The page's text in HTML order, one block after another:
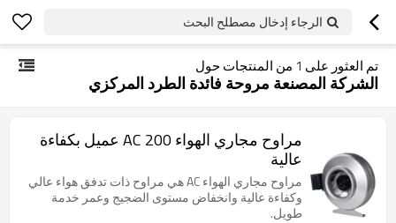
الرجاء إدخال مصطلح البحث
تم العثور على 1 من المنتجات حول
الشركة المصنعة مروحة فائدة الطرد المركزي
مراوح مجاري الهواء AC 200 عميل بكفاءة
عالية
مراوح مجاري الهواء AC هي مراوح ذات تدفق هواء عالي
وكفاءة عالية وانخفاض مستوى الضجيج وعمر خدمة
طويل.